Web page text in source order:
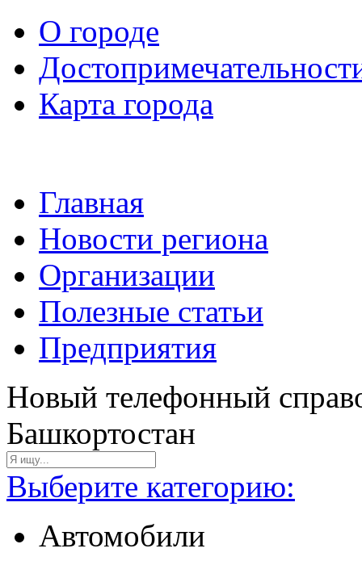
О городе
Карта города
Главная
Новости региона
Организации
Полезные статьи
Предприятия
Новый телефонный
Башкортостан
Выберите категорию:
Автомобили